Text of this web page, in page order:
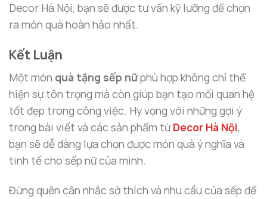
Decor Hà Nội, bạn sẽ được tư vấn kỹ lưỡng để chọn
ra món quà hoàn hảo nhất.
Kết Luận
Một món quà tặng sếp nữphù hợp không chỉ thể
hiện sự tôn trọng mà còn giúp bạn tạo mối quan hệ
tốt đẹp trong công việc. Hy vọng với những gợi ý
trong bài viết và các sản phẩm từDecor Hà Nội,
bạn sẽ dễ dàng lựa chọn được món quà ý nghĩa và
tinh tế cho sếp nữ của mình.
Đừng quên cân nhắc sở thích và nhu cầu của sếp để